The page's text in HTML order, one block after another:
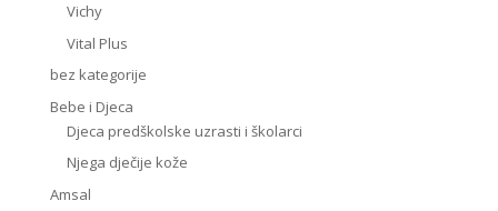
Vichy
Vital Plus
bez kategorije
Bebe i Djeca
Djeca predškolske uzrasti i školarci
Njega dječije kože
Amsal